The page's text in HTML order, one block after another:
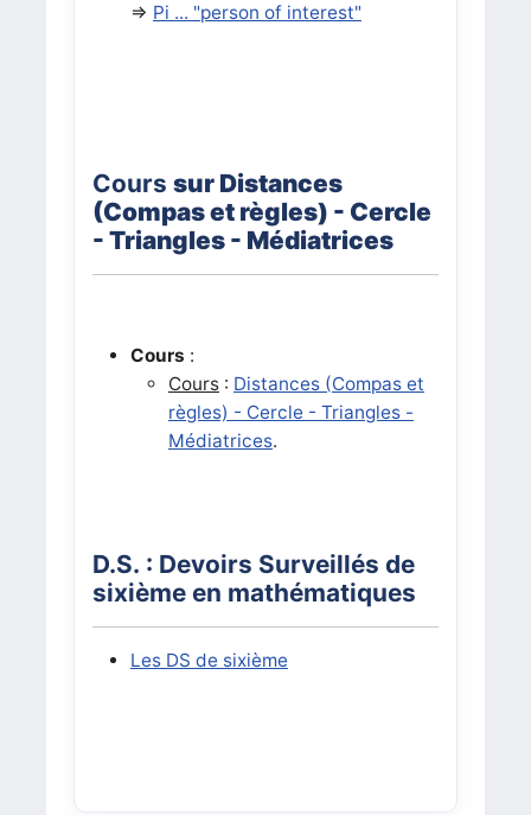
=> Pi ... "person of interest"
Cours sur Distances
(Compas et règles) - Cercle
- Triangles - Médiatrices
Cours :
Cours: Distances (Compas et
règles) - Cercle - Triangles -
Médiatrices.
D.S. : Devoirs Surveillés de
sixième en mathématiques
Les DS de sixième